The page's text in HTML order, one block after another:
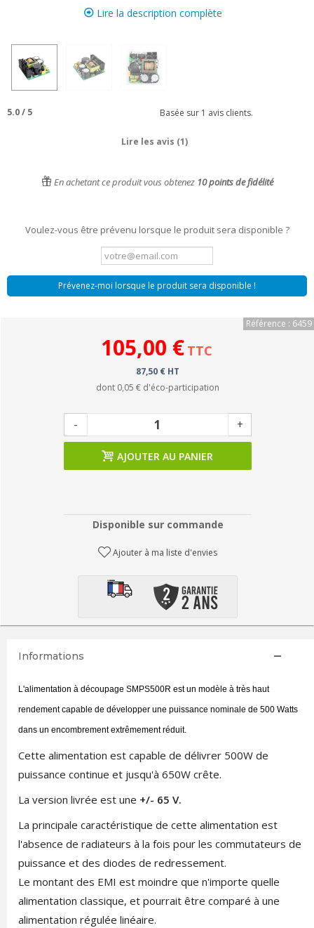
Lire la description complète
5.0/ 5 Basée sur 1 avis clients.
Lire les avis (1)
En achetant ce produit vous obtenez 10points de fidélité
Voulez-vous être prévenu lorsque le produit sera disponible ?
Prévenez-moi lorsque le produit sera disponible !
Référence : 6459
105,00 € TTC
87,50 € HT
dont 0,05 € d'éco-participation
- +
AJOUTER AU PANIER
Disponible sur commande
Ajouter à ma liste d'envies
Informations
L'alimentation à découpage SMPS500R est un modèle à très haut
rendement capable de développer une puissance nominale de 500 Watts
dans un encombrement extrêmement réduit.
Cette alimentation est capable de délivrer 500W de
puissance continue et jusqu'à 650W crête.
La version livrée est une +/- 65 V.
La principale caractéristique de cette alimentation est
l'absence de radiateurs à la fois pour les commutateurs de
puissance et des diodes de redressement.
Le montant des EMI est moindre que n'importe quelle
alimentation classique, et pourrait être comparé à une
alimentation régulée linéaire.